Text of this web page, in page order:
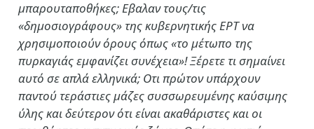
μπαρουταποθήκες; Εβαλαν τους/τις
«δημοσιογράφους» της κυβερνητικής ΕΡΤ να
χρησιμοποιούν όρους όπως «το μέτωπο της
πυρκαγιάς εμφανίζει συνέχεια»! Ξέρετε τι σημαίνει
αυτό σε απλά ελληνικά; Οτι πρώτον υπάρχουν
παντού τεράστιες μάζες συσσωρευμένης καύσιμης
ύλης και δεύτερον ότι είναι ακαθάριστες και οι